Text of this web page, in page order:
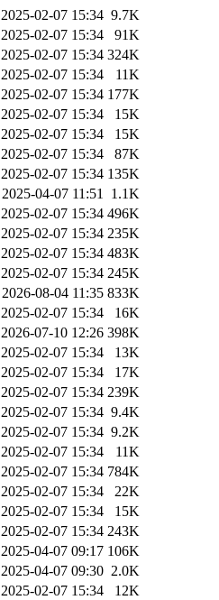
2025-02-07 15:34 9.7K
2025-02-07 15:34
91K
2025-02-07 15:34 324K
2025-02-07 15:34
11K
2025-02-07 15:34 177K
2025-02-07 15:34
15K
2025-02-07 15:34
15K
2025-02-07 15:34
87K
2025-02-07 15:34 135K
2025-04-07 11:51 1.1K
2025-02-07 15:34 496K
2025-02-07 15:34 235K
2025-02-07 15:34 483K
2025-02-07 15:34 245K
2026-08-04 11:35 833K
2025-02-07 15:34
16K
2026-07-10 12:26 398K
2025-02-07 15:34
13K
2025-02-07 15:34
17K
2025-02-07 15:34 239K
2025-02-07 15:34 9.4K
2025-02-07 15:34 9.2K
2025-02-07 15:34
11K
2025-02-07 15:34 784K
2025-02-07 15:34
22K
2025-02-07 15:34
15K
2025-02-07 15:34 243K
2025-04-07 09:17 106K
2025-04-07 09:30 2.0K
2025-02-07 15:34
12K